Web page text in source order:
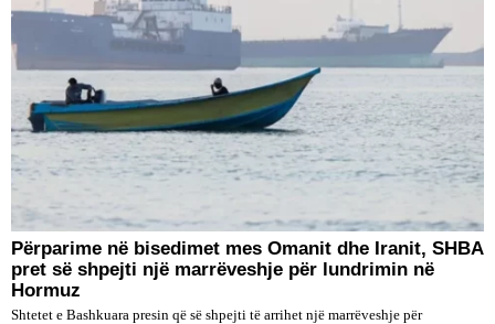
Përparime në bisedimet mes Omanit dhe Iranit, SHBA
pret së shpejti një marrëveshje për lundrimin në
Hormuz
Shtetet e Bashkuara presin që së shpejti të arrihet një marrëveshje për